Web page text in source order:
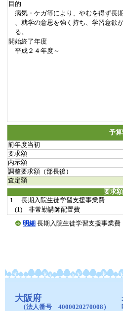
目的
病気・ケガ等により、やむを得ず長
、就学の意思を強く持ち、学習意欲
る。
開始終了年度
平成２４年度～
予算
前年度当初
要求額
内示額
調整要求額（部長後）
査定額
要求
１ 長期入院生徒学習支援事業費
(1) 非常勤講師配置費
明細 長期入院生徒学習支援事業
大阪府
（法人番号 4000020270008）